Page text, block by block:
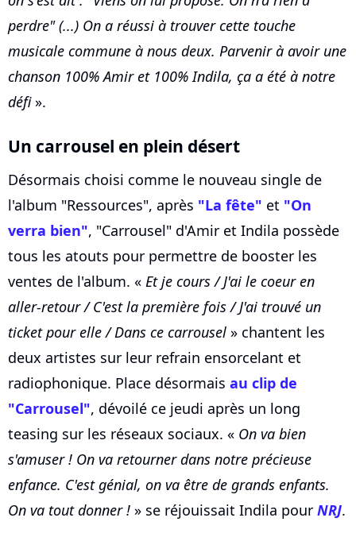
perdre" (...) On a réussi à trouver cette touche
musicale commune à nous deux. Parvenir à avoir une
chanson 100% Amir et 100% Indila, ça a été à notre
défi».
Un carrousel en plein désert
Désormais choisi comme le nouveau single de
l'album "Ressources", après "La fête" et "On
verra bien", "Carrousel" d'Amir et Indila possède
tous les atouts pour permettre de booster les
ventes de l'album. « Et je cours / J'ai le coeur en
aller-retour / C'est la première fois / J'ai trouvé un
ticket pour elle / Dans ce carrousel » chantent les
deux artistes sur leur refrain ensorcelant et
radiophonique. Place désormais au clip de
"Carrousel", dévoilé ce jeudi après un long
teasing sur les réseaux sociaux. « On va bien
s'amuser ! On va retourner dans notre précieuse
enfance. C'est génial, on va être de grands enfants.
On va tout donner ! » se réjouissait Indila pour NRJ.